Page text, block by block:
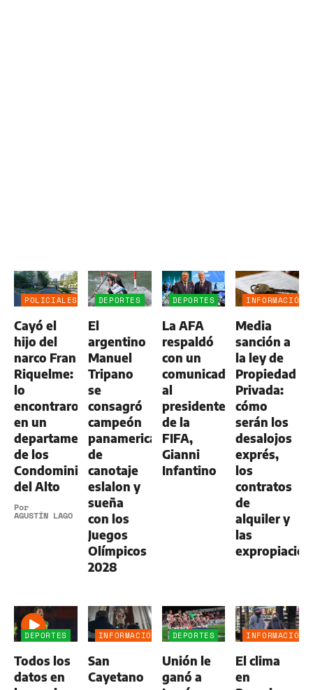
POLICIALES
Cayó el
hijo del
narco Fran
Riquelme:
lo
encontraron
en un
departamento
de los
Condominios
del Alto
Por
AGUSTÍN LAGO
DEPORTES
El
argentino
Manuel
Tripano
se
consagró
campeón
panamericano
de
canotaje
eslalon y
sueña
con los
Juegos
Olímpicos
2028
DEPORTES
La AFA
respaldó
con un
comunicado
al
presidente
de la
FIFA,
Gianni
Infantino
INFORMACIÓN
Media
sanción a
la ley de
Propiedad
Privada:
cómo
serán los
desalojos
exprés,
los
contratos
de
alquiler y
las
DEPORTES
Todos los
datos en
INFORMACIÓN
San
Cayetano
DEPORTES
Unión le
ganó a
INFORMACIÓN
El clima
en